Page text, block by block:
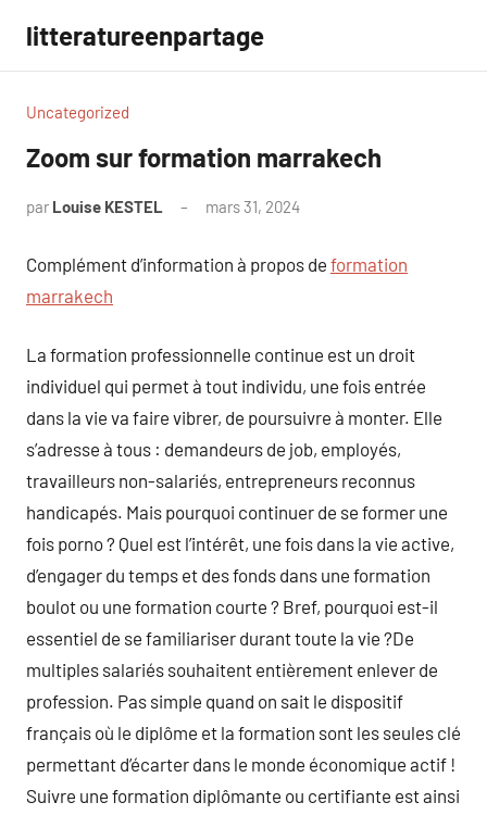
contenu
litteratureenpartage
Uncategorized
Zoom sur formation marrakech
par Louise KESTEL mars 31, 2024
Complément d’information à propos de formation
marrakech
La formation professionnelle continue est un droit
individuel qui permet à tout individu, une fois entrée
dans la vie va faire vibrer, de poursuivre à monter. Elle
s’adresse à tous : demandeurs de job, employés,
travailleurs non-salariés, entrepreneurs reconnus
handicapés. Mais pourquoi continuer de se former une
fois porno ? Quel est l’intérêt, une fois dans la vie active,
d’engager du temps et des fonds dans une formation
boulot ou une formation courte ? Bref, pourquoi est-il
essentiel de se familiariser durant toute la vie ?De
multiples salariés souhaitent entièrement enlever de
profession. Pas simple quand on sait le dispositif
français où le diplôme et la formation sont les seules clé
permettant d’écarter dans le monde économique actif !
Suivre une formation diplômante ou certifiante est ainsi